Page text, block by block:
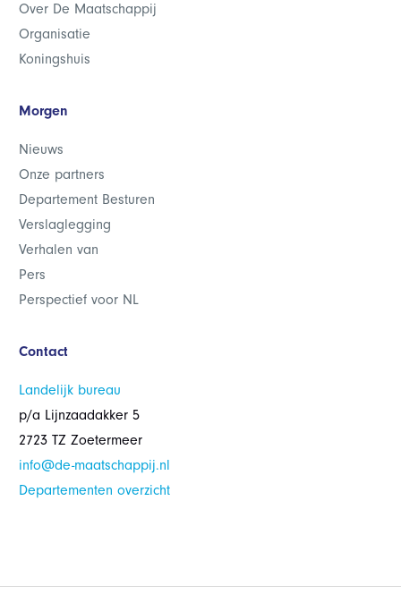
Over De Maatschappij
Organisatie
Koningshuis
Morgen
Nieuws
Onze partners
Departement Besturen
Verslaglegging
Verhalen van
Pers
Perspectief voor NL
Contact
Landelijk bureau
p/a Lijnzaadakker 5
2723 TZ Zoetermeer
info@de-maatschappij.nl
Departementen overzicht